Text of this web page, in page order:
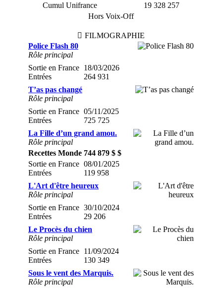
Cumul Unifrance
19 328 257
Hors Voix-Off
FILMOGRAPHIE
Police Flash 80
Rôle principal
Sortie en France
Entrées
18/03/2026
264 931
T’as pas changé
Rôle principal
Sortie en France
Entrées
05/11/2025
725 725
La Fille d’un grand amou.
Rôle principal
Recettes Monde 744 879 $ $
Sortie en France
Entrées
08/01/2025
119 958
L'Art d'être heureux
Rôle principal
Sortie en France
Entrées
30/10/2024
29 206
Le Procès du chien
Rôle principal
Sortie en France
Entrées
11/09/2024
130 349
Sous le vent des Marquis.
Rôle principal